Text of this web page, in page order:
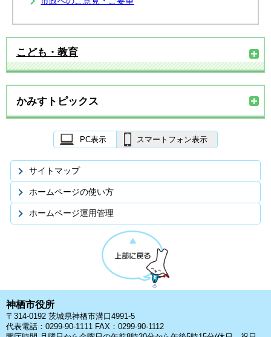
こども・教育
かみすトピックス
PC表示 スマートフォン表示
サイトマップ
ホームページの使い方
ホームページ運用管理
神栖市役所
〒314-0192 茨城県神栖市溝口4991-5
代表電話：0299-90-1111 FAX：0299-90-1112